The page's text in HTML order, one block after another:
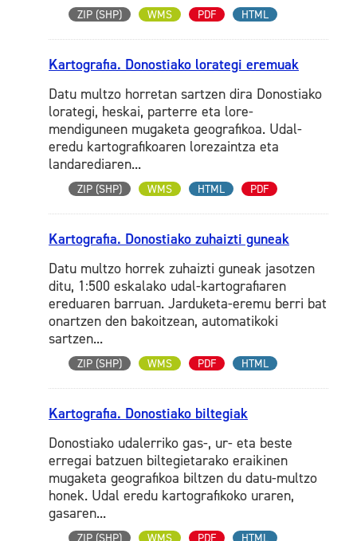
ZIP (SHP) WMS PDF HTML
Kartografia. Donostiako lorategi eremuak
Datu multzo horretan sartzen dira Donostiako
lorategi, heskai, parterre eta lore-
mendiguneen mugaketa geografikoa. Udal-
eredu kartografikoaren lorezaintza eta
landarediaren...
ZIP (SHP) WMS HTML PDF
Kartografia. Donostiako zuhaizti guneak
Datu multzo horrek zuhaizti guneak jasotzen
ditu, 1:500 eskalako udal-kartografiaren
ereduaren barruan. Jarduketa-eremu berri bat
onartzen den bakoitzean, automatikoki
sartzen...
ZIP (SHP) WMS PDF HTML
Kartografia. Donostiako biltegiak
Donostiako udalerriko gas-, ur- eta beste
erregai batzuen biltegietarako eraikinen
mugaketa geografikoa biltzen du datu-multzo
honek. Udal eredu kartografikoko uraren,
gasaren...
ZIP (SHP) WMS PDF HTML